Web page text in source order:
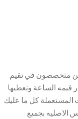
متخصصون في تقيم
قيمه الساعة ونعطيها
كل ما عليك
الاصليه بجميع